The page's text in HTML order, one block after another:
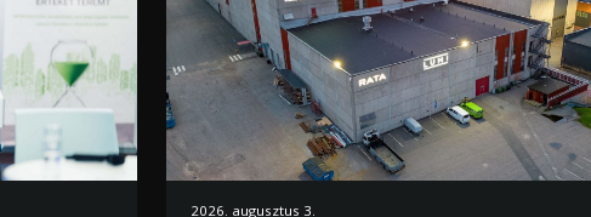
2026. augusztus 3.